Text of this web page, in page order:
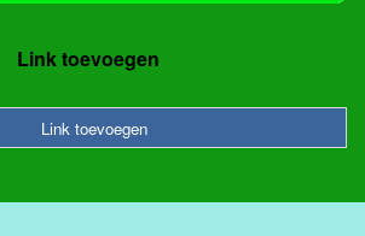
Link toevoegen
Link toevoegen